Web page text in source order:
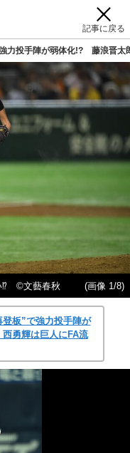
記事に戻る
力投手陣が弱体化!? 藤浪晋
⁉ ©文藝春秋 (画像 1/8)
板”で強力投手陣が
勇輝は巨人にFA流